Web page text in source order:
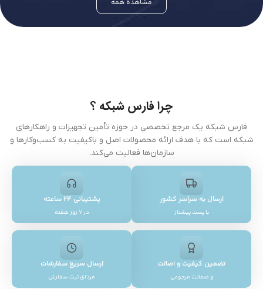
مشاهده همه
چرا فارس شبکه ؟
فارس شبکه یک مرجع تخصصی در حوزه تأمین تجهیزات و راهکارهای
شبکه است که با هدف ارائه محصولات اصل و باکیفیت به کسب‌وکارها و
سازمان‌ها فعالیت می‌کند.
ارسال به سراسر کشور
با پست پیشتاز
پشتیبانی ۲۴ ساعته
در ۷ روز هفته
تضمین کیفیت و اصالت
و ضمانت مرجوعی
ارسال سریع سفارشات
فردای ثبت سفارش